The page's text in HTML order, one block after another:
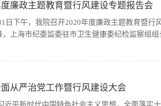
廉政主题教育暨行风建设专题报告会
日下午，我院召开2020年度廉政主题教育暨行
上海市纪委监委驻市卫生健康委纪检监察组
从严治党工作暨行风建设大会